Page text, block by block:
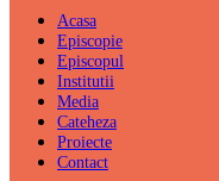
Acasa
Episcopie
Episcopul
Institutii
Media
Cateheza
Proiecte
Contact